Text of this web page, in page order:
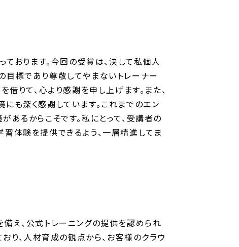
おります。今回の受賞は、決して私個人
目標であり尊敬してやまないトレーナー
りて、心より感謝を申し上げます。また、
も深く感謝しています。これまでのエン
るからこそです。私にとって、受講者の
体験を提供できるよう、一層精進してま
、公式トレーニングの提供を認められ
り、人材育成の観点から、お客様のクラウ